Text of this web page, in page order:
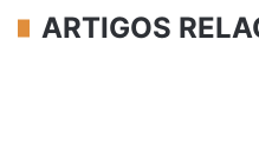
ARTIGOS